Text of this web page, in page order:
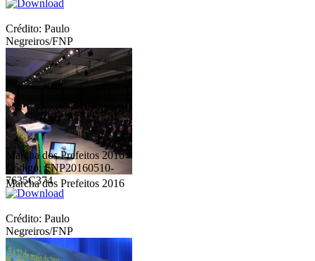
Crédito: Paulo
Negreiros/FNP
Marcha dos Prefeitos 2016
Marcha dos Prefeitos 2016
Código: FNP20160510-
7635C374
Crédito: Paulo
Negreiros/FNP